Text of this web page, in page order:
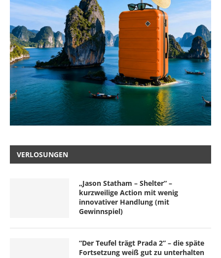
VERLOSUNGEN
„Jason Statham – Shelter“ –
kurzweilige Action mit wenig
innovativer Handlung (mit
Gewinnspiel)
“Der Teufel trägt Prada 2” – die späte
Fortsetzung weiß gut zu unterhalten